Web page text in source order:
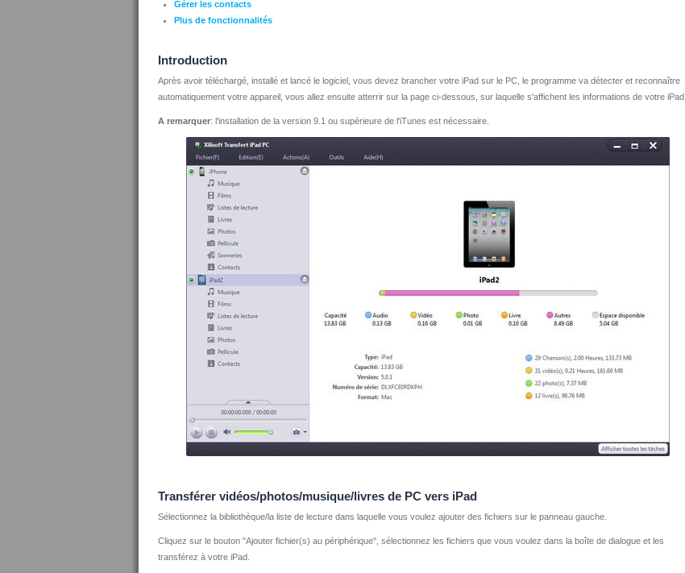
Gérer les contacts
Plus de fonctionnalités
Introduction
Après avoir téléchargé, installé et lancé le logiciel, vous devez brancher votre iPad sur le PC, le programme va détecter et reconnaître
automatiquement votre appareil, vous allez ensuite atterrir sur la page ci-dessous, sur laquelle s'affichent les informations de votre iPad.
A remarquer: l'installation de la version 9.1 ou supérieure de l'iTunes est nécessaire.
Transférer vidéos/photos/musique/livres de PC vers iPad
Sélectionnez la bibliothèque/la liste de lecture dans laquelle vous voulez ajouter des fichiers sur le panneau gauche.
Cliquez sur le bouton "Ajouter fichier(s) au périphérique", sélectionnez les fichiers que vous voulez dans la boîte de dialogue et les
transférez à votre iPad.